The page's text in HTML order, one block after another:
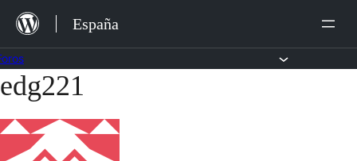
Saltar
contenido
España
Saltar
contenido
edg221